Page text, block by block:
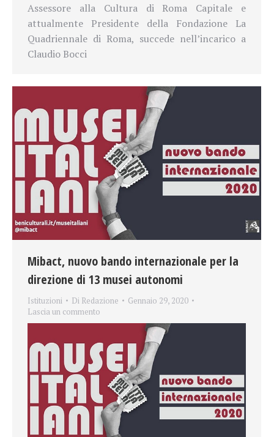
Assessore alla Cultura di Roma Capitale e
attualmente Presidente della Fondazione La
Quadriennale di Roma, succede nell’incarico a
Claudio Bocci
Mibact, nuovo bando internazionale per la
direzione di 13 musei autonomi
Istituzioni Di Redazione
Gennaio 29, 2020
Lascia un commento